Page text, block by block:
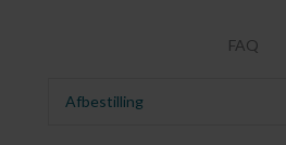
FAQ
Afbestilling